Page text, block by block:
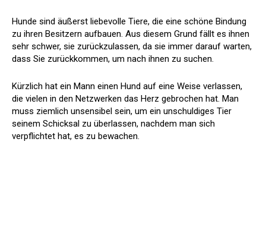
Hunde sind äußerst liebevolle Tiere, die eine schöne Bindung
zu ihren Besitzern aufbauen. Aus diesem Grund fällt es ihnen
sehr schwer, sie zurückzulassen, da sie immer darauf warten,
dass Sie zurückkommen, um nach ihnen zu suchen.
Kürzlich hat ein Mann einen Hund auf eine Weise verlassen,
die vielen in den Netzwerken das Herz gebrochen hat. Man
muss ziemlich unsensibel sein, um ein unschuldiges Tier
seinem Schicksal zu überlassen, nachdem man sich
verpflichtet hat, es zu bewachen.